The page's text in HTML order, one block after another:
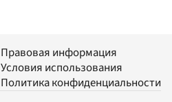
Правовая информация
Условия использования
Политика конфиденциальности